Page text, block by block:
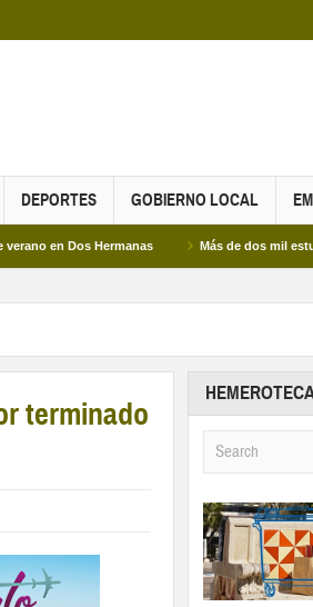
DEPORTES GOBIERNO LOCAL
Dos Hermanas Más de dos mil estudiantes
terminado